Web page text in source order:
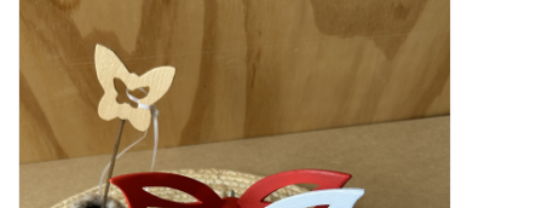
Watermethode /
Afscheidsbox
Natuurbegraven
Allerlei